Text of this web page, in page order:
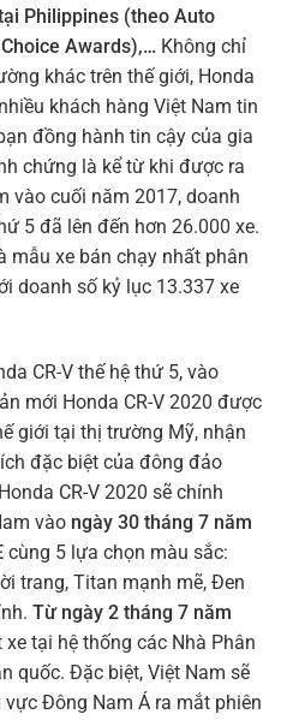
Philippines (theo Auto
Choice Awards),… Không chỉ
khác trên thế giới, Honda
khách hàng Việt Nam tin
đồng hành tin cậy của gia
chứng là kể từ khi được ra
vào cuối năm 2017, doanh
5 đã lên đến hơn 26.000 xe.
mẫu xe bán chạy nhất phân
doanh số kỷ lục 13.337 xe
CR-V thế hệ thứ 5, vào
mới Honda CR-V 2020 được
giới tại thị trường Mỹ, nhận
đặc biệt của đông đảo
CR-V 2020 sẽ chính
vào ngày 30 tháng 7 năm
cùng 5 lựa chọn màu sắc:
trang, Titan mạnh mẽ, Đen
Từ ngày 2 tháng 7 năm
tại hệ thống các Nhà Phân
quốc. Đặc biệt, Việt Nam sẽ
Đông Nam Á ra mắt phiên